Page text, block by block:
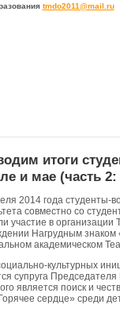
tmdo2011@mail.ru
итоги
и мае (часть
2014 года студенты-
совместно со
участие в
Нагрудным знаком
академическом
культурных
супруга
является поиск и
сердце» среди